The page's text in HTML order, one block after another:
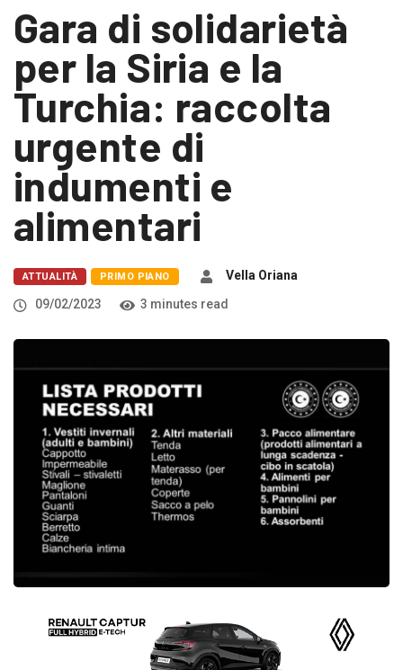
Gara di solidarietà
per la Siria e la
Turchia: raccolta
urgente di
indumenti e
alimentari
ATTUALITÀ PRIMO PIANO
Vella Oriana
09/02/2023
3 minutes read